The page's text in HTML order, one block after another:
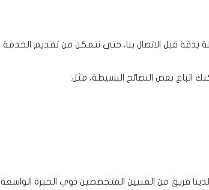
قبل الاتصال بنا، حتى نتمكن من تقديم الخدمة
اتباع بعض النصائح البسيطة، مثل:
فريق من الفنيين المتخصصين ذوي الخبرة الواسعة